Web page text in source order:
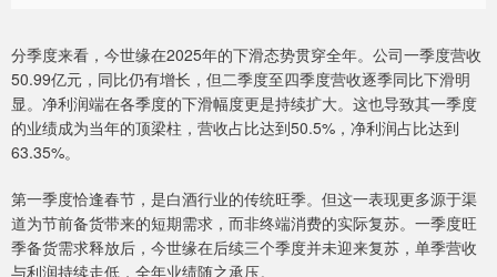
分季度来看，今世缘在2025年的下滑态势贯穿全年。公司一季度营收
50.99亿元，同比仍有增长，但二季度至四季度营收逐季同比下滑明
显。净利润端在各季度的下滑幅度更是持续扩大。这也导致其一季度
的业绩成为当年的顶梁柱，营收占比达到50.5%，净利润占比达到
63.35%。
第一季度恰逢春节，是白酒行业的传统旺季。但这一表现更多源于渠
道为节前备货带来的短期需求，而非终端消费的实际复苏。一季度旺
季备货需求释放后，今世缘在后续三个季度并未迎来复苏，单季营收
与利润持续走低，全年业绩随之承压。